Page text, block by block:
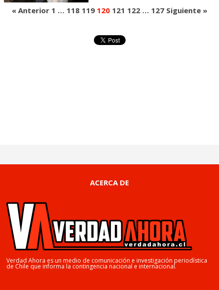
« Anterior 1 … 118 119 120 121 122 … 127 Siguiente »
ACERCA DE
Verdad Ahora es un medio de comunicación e investigación periodística
de Chile que informa la contingencia nacional e internacional.